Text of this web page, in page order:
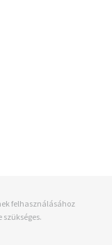
felhasználásához